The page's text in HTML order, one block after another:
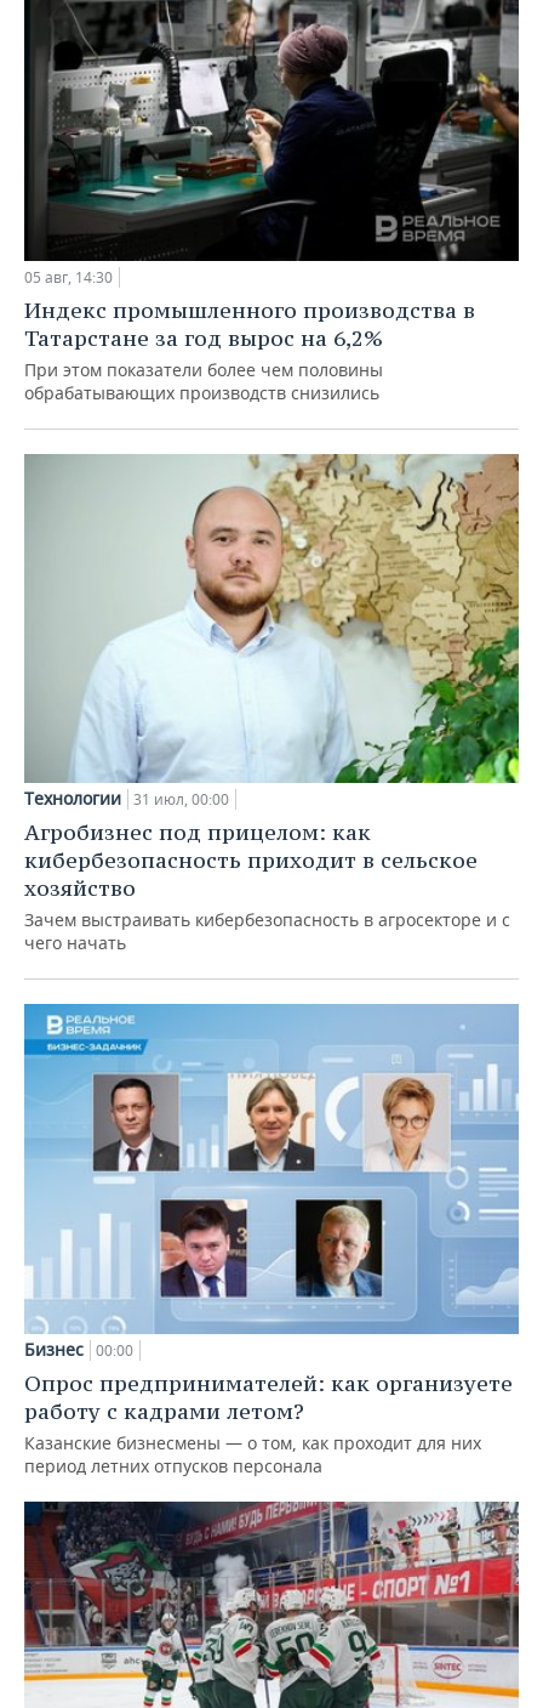
05 авг, 14:30
Индекс промышленного производства в
Татарстане за год вырос на 6,2%
При этом показатели более чем половины
обрабатывающих производств снизились
Технологии 31 июл, 00:00
Агробизнес под прицелом: как
кибербезопасность приходит в сельское
хозяйство
Зачем выстраивать кибербезопасность в агросекторе и с
чего начать
Бизнес 00:00
Опрос предпринимателей: как организуете
работу с кадрами летом?
Казанские бизнесмены — о том, как проходит для них
период летних отпусков персонала